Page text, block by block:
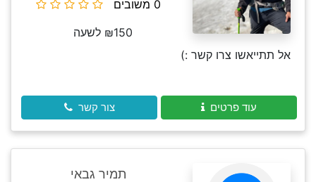
0 משובים
₪150 לשעה
אל תתייאשו צרו קשר :)
עוד פרטים צור קשר
תמיר גבאי